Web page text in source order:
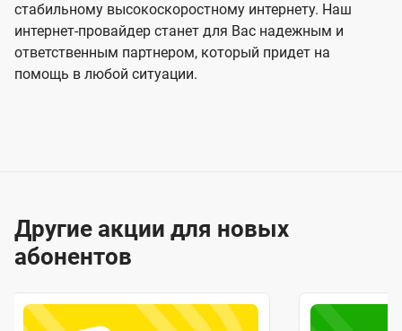
стабильному высокоскоростному интернету. Наш
интернет-провайдер станет для Вас надежным и
ответственным партнером, который придет на
помощь в любой ситуации.
Другие акции для новых
абонентов